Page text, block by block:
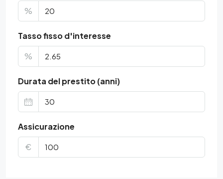
%
Tasso fisso d'interesse
%
Durata del prestito (anni)
Assicurazione
€